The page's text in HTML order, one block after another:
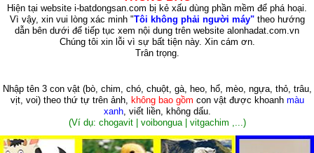
Hiện tại website i-batdongsan.com bị kẻ xấu dùng phần mềm để phá hoại.
Vì vậy, xin vui lòng xác minh "Tôi không phải người máy"theo hướng
dẫn bên dưới để tiếp tục xem nội dung trên website alonhadat.com.vn
Chúng tôi xin lỗi vì sự bất tiện này. Xin cám ơn.
Trân trọng.
Nhập tên 3 con vật (bò, chim, chó, chuột, gà, heo, hổ, mèo, ngựa, thỏ, trâu,
vịt, voi)theo thứ tự trên ảnh, không bao gồm con vật được khoanh màu
xanh, viết liền, không dấu.
(Ví dụ: chogavit | voibongua | vitgachim ,...)